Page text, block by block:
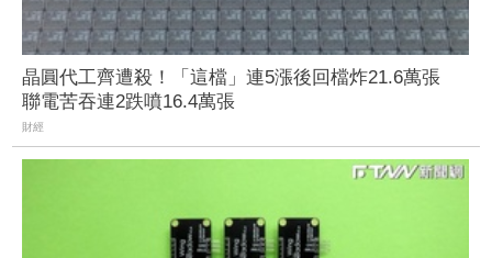
晶圓代工齊遭殺！「這檔」連5漲後回檔炸21.6萬張
聯電苦吞連2跌噴16.4萬張
財經